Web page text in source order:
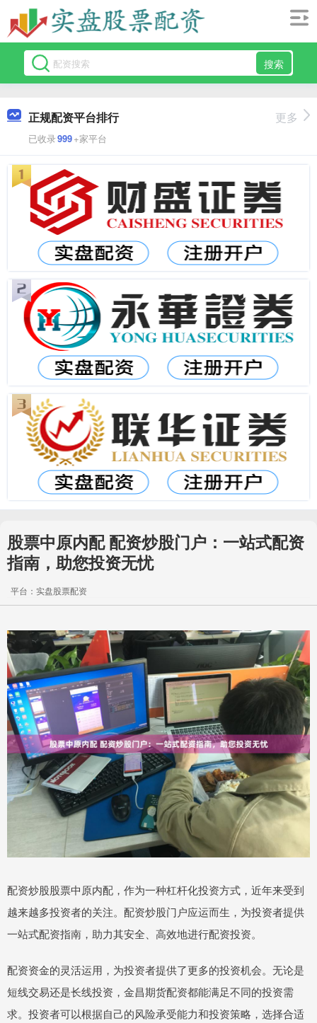
搜索
正规配资平台排行
已收录999+家平台
更多
股票中原内配 配资炒股门户：一站式配资
指南，助您投资无忧
平台：实盘股票配资
配资炒股股票中原内配，作为一种杠杆化投资方式，近年来受到
越来越多投资者的关注。配资炒股门户应运而生，为投资者提供
一站式配资指南，助力其安全、高效地进行配资投资。
配资资金的灵活运用，为投资者提供了更多的投资机会。无论是
短线交易还是长线投资，金昌期货配资都能满足不同的投资需
求。投资者可以根据自己的风险承受能力和投资策略，选择合适